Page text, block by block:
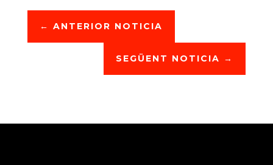
← ANTERIOR NOTICIA
SEGÜENT NOTICIA →